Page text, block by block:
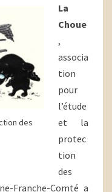
des
La
Choue
,
associa
tion
pour
l’étude
et la
protec
tion
des
Franche-Comté a